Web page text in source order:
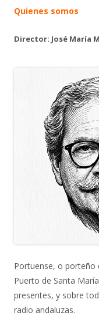
Quienes somos
Director: José María
Portuense, o porteño
Puerto de Santa
presentes, y sobre
radio andaluzas.